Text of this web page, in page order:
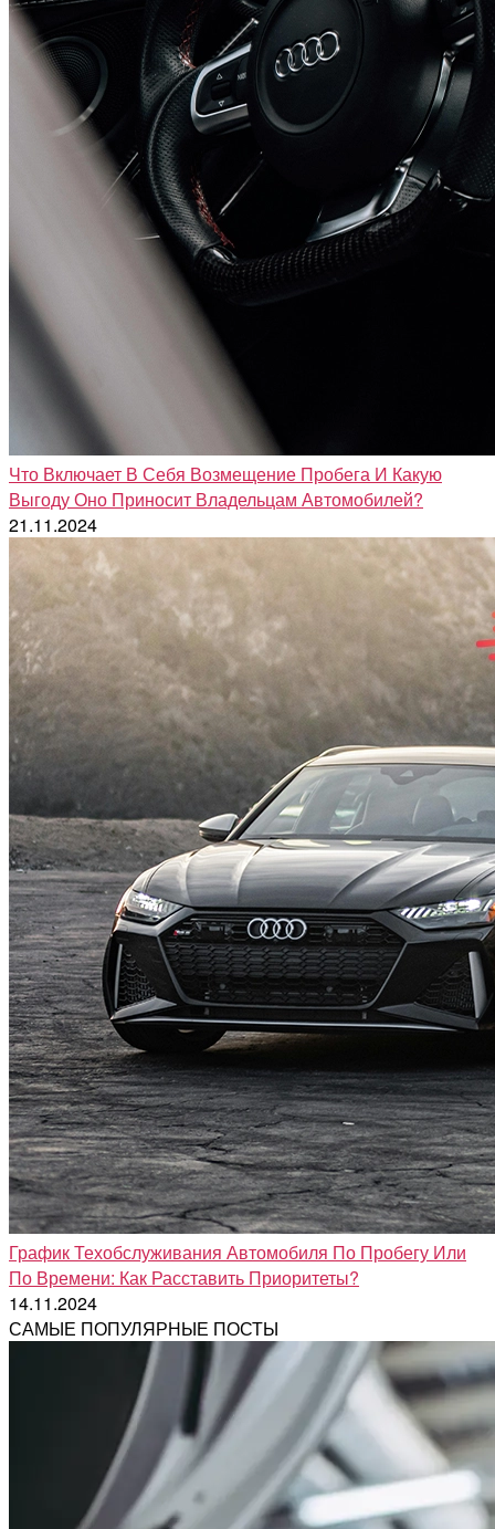
Что Включает В Себя Возмещение Пробега И Какую
Выгоду Оно Приносит Владельцам Автомобилей?
21.11.2024
График Техобслуживания Автомобиля По Пробегу Или
По Времени: Как Расставить Приоритеты?
14.11.2024
САМЫЕ ПОПУЛЯРНЫЕ ПОСТЫ